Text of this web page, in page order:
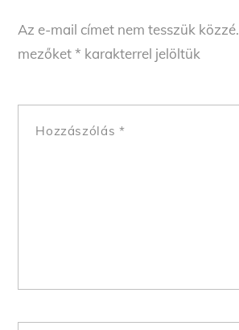
Az e-mail címet nem tesszük közzé.
mezőket* karakterrel jelöltük
Hozzászólás *